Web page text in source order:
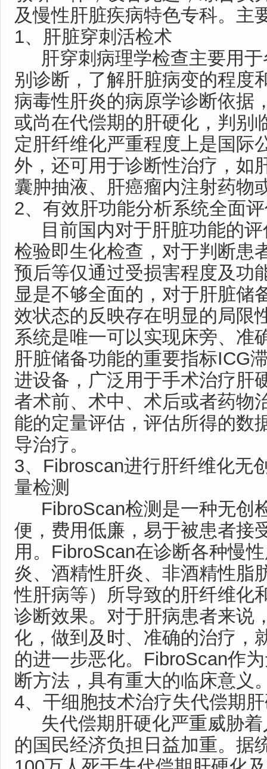
及慢性肝脏疾病特色专科。主
1、肝脏穿刺活检术
肝穿刺病理学检查主要用于
别诊断，了解肝脏病变的程度
病毒性肝炎的病原学诊断依据
或尚在代偿期的肝硬化，判别
定肝纤维化严重程度上是国际
外，还可用于诊断性治疗，如
囊肿抽液、肝癌瘤内注射药物
2、有效肝功能分析系统全面
目前国内对于肝脏功能的评
检验即生化检查，对于判断患
预后等仅通过受损害程度及功
显是不够全面的，对于肝脏储
效状态的反映存在明显的局限
系统是唯一可以实现床旁、准
肝脏储备功能的重要指标ICG
进设备，广泛用于手术治疗肝
者术前、术中、术后或者药物
能的定量评估，评估所得的数
导治疗。
3、Fibroscan进行肝纤维化无
量检测
FibroScan检测是一种无创
便，费用低廉，易于被患者接
用。FibroScan在诊断各种慢
炎、酒精性肝炎、非酒精性脂
性肝病等）所导致的肝纤维化
诊断效果。对于肝病患者来说
化，做到及时、准确的治疗，
的进一步恶化。FibroScan作
断方法，具有重大的临床意义
4、干细胞技术治疗失代偿期
失代偿期肝硬化严重威胁着
的国民经济负担日益加重。据